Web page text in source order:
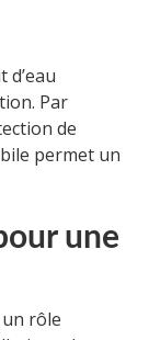
Par
de
permet un
une
rôle